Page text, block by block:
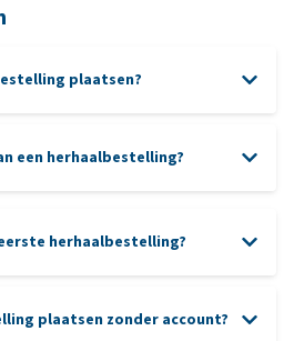
plaatsen?
een herhaalbestelling?
herhaalbestelling?
plaatsen zonder account?